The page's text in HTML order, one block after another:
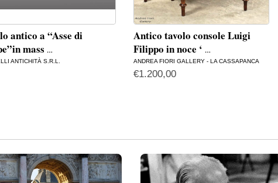
antico a “Asse di
mass …
ANTICHITÀ S.R.L.
Antico tavolo console Luigi
Filippo in noce ‘ …
ANDREA FIORI GALLERY - LA CASSAPANCA
€1.200,00